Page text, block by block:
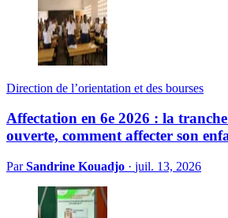
Direction de l’orientation et des bourses
Affectation en 6e 2026 : la
ouverte, comment affecter son
ParSandrine Kouadjo · juil. 13, 2026